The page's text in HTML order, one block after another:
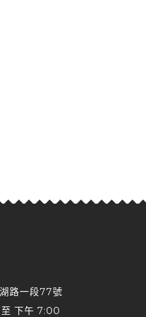
路一段77號
下午 7:00